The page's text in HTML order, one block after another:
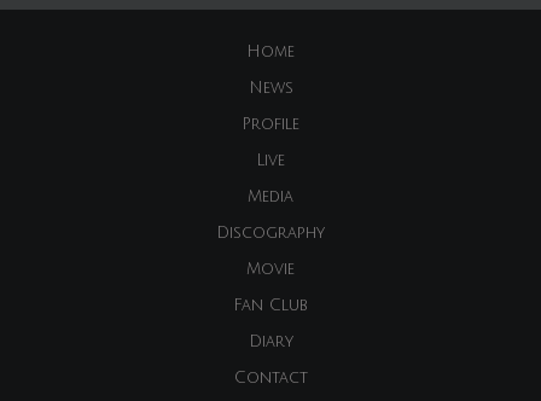
Home
News
Profile
Live
Media
Discography
Movie
Fan Club
Diary
Contact